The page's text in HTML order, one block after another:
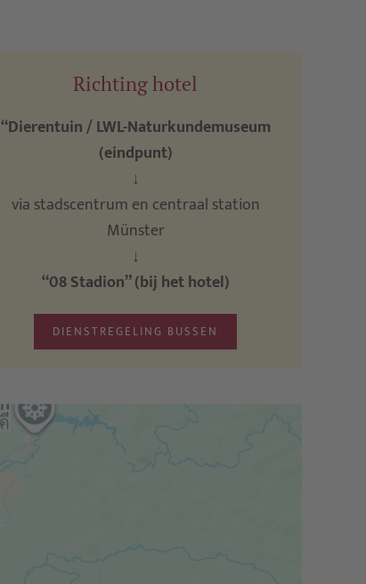
Richting hotel
“Dierentuin / LWL-Naturkundemuseum
(eindpunt)
↓
via stadscentrum en centraal station
Münster
↓
“08 Stadion” (bij het hotel)
DIENSTREGELING BUSSEN